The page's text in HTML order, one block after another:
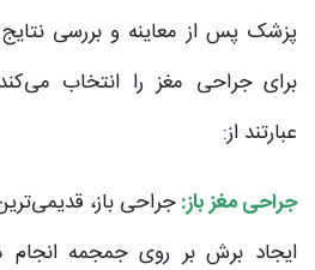
پزشک پس از معاینه و بررسی
برای جراحی مغز را انتخاب
عبارتند از:
جراحی مغز باز:جراحی باز،
ایجاد برش بر روی جمجمه انجام